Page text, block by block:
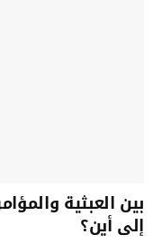
بين العبثية
إلى أين؟